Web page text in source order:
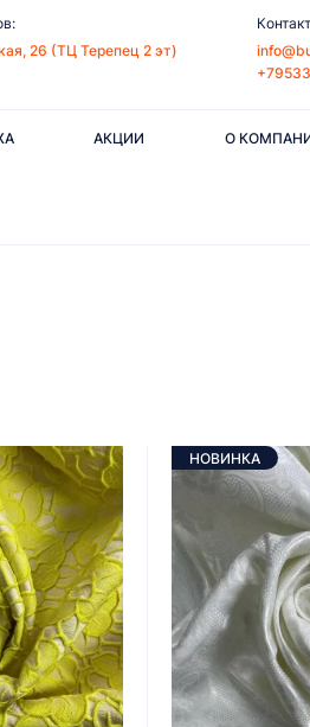
26 (ТЦ Терепец 2 эт)
АКЦИИ О
НОВИНКА